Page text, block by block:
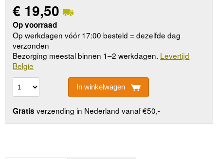
€ 19,50
Op voorraad
Op werkdagen vóór 17:00 besteld = dezelfde dag
verzonden
Bezorging meestal binnen 1–2 werkdagen. Levertijd
Belgie
In winkelwagen
Gratis verzending in Nederland vanaf €50,-